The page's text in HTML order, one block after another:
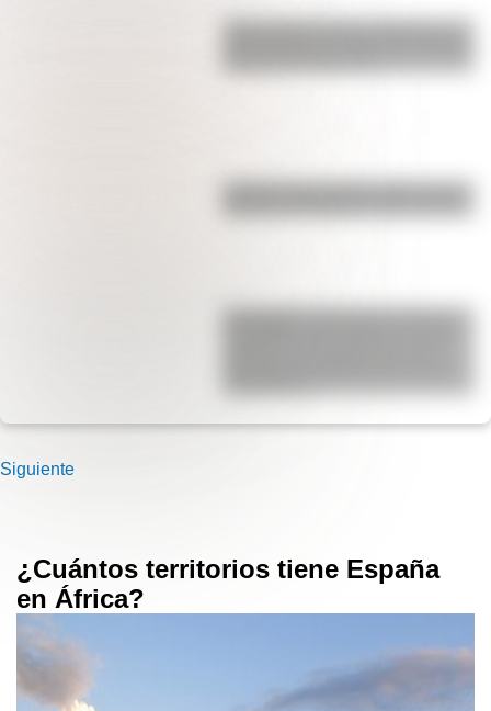
Parque Nacional San Guillermo: el
extremos de San Juan
Conocé a las mujeres detrás de la
Kavanagh: la fascinante historia
Siguiente
¿Cuántos territorios tiene España
en África?